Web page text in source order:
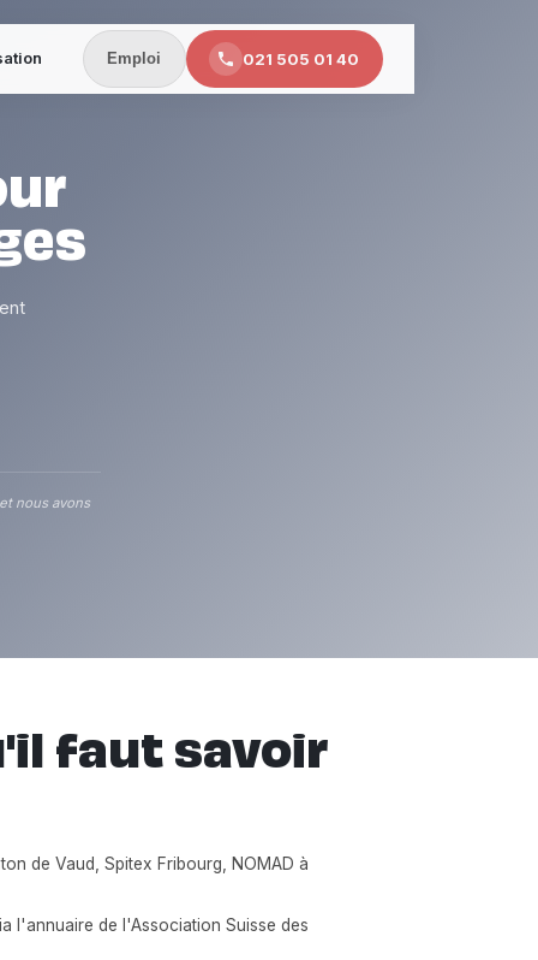
Emploi 021 505 01 40
nous avons
faut savoir
de Vaud, Spitex Fribourg, NOMAD à
l'annuaire de l'Association Suisse des